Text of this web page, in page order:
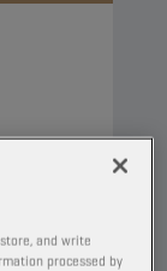
and write
processed by